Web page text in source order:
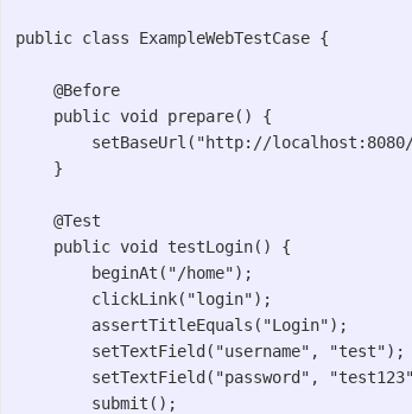
public class ExampleWebTestCase {
    @Before
    public void prepare() {
setBaseUrl("http://
    }
    @Test
    public void testLogin() {
        beginAt("/home");
        clickLink("login");
        assertTitleEquals("Login");
        setTextField("username", "test");
setTextField("password",
        submit();